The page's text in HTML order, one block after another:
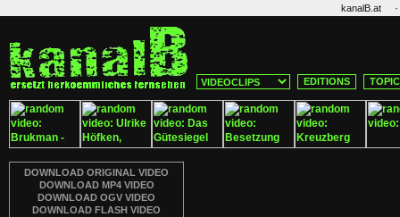
kanalB.at ·
EDITIONS
DOWNLOAD ORIGINAL VIDEO
DOWNLOAD MP4 VIDEO
DOWNLOAD OGV VIDEO
DOWNLOAD FLASH VIDEO